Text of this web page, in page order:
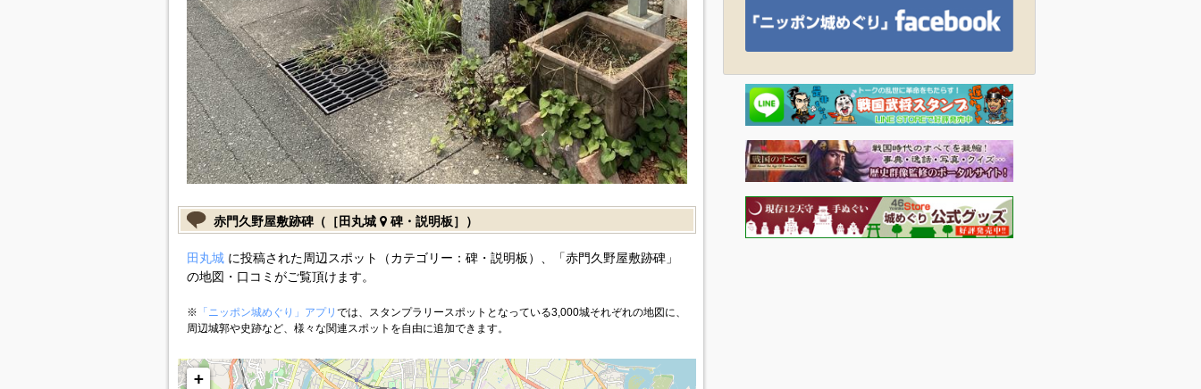
赤門久野屋敷跡碑（［田丸城 碑・説明板］）
田丸城に投稿された周辺スポット（カテゴリー：碑・説明板）、「赤門久野屋敷跡碑」
の地図・口コミがご覧頂けます。
※ 「ニッポン城めぐり」アプリ では、スタンプラリースポットとなっている3,000城それぞれの地図に、
周辺城郭や史跡など、様々な関連スポットを自由に追加できます。
+